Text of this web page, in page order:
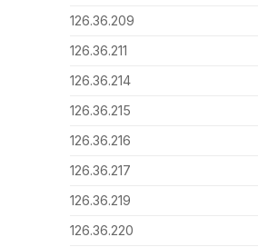
126.36.209
126.36.211
126.36.214
126.36.215
126.36.216
126.36.217
126.36.219
126.36.220